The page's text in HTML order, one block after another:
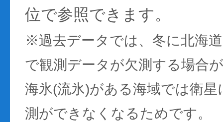
位で参照できます。
※過去データでは、冬に北海
で観測データが欠測する場合
海氷(流氷)がある海域では衛
測ができなくなるためです。